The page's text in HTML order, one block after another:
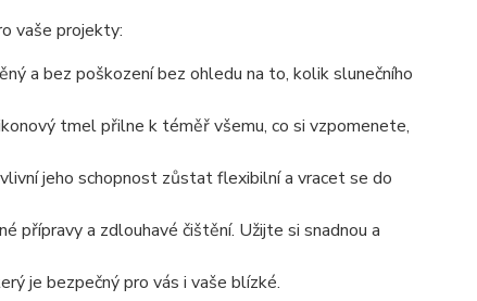
vaše projekty:
a bez poškození bez ohledu na to, kolik slunečního
tmel přilne k téměř všemu, co si vzpomenete,
jeho schopnost zůstat flexibilní a vracet se do
přípravy a zdlouhavé čištění. Užijte si snadnou a
je bezpečný pro vás i vaše blízké.